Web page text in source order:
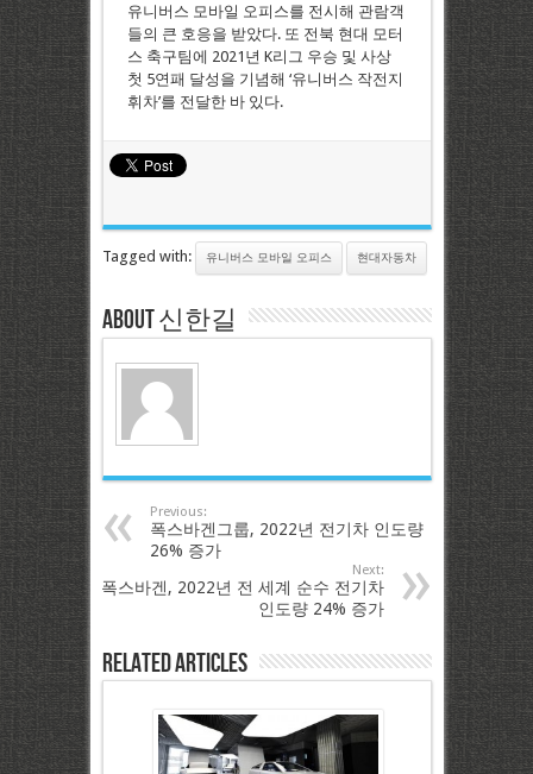
유니버스 모바일 오피스를 전시해 관람객
들의 큰 호응을 받았다. 또 전북 현대 모터
스 축구팀에 2021년 K리그 우승 및 사상
첫 5연패 달성을 기념해 ‘유니버스 작전지
휘차’를 전달한 바 있다.
Tagged with: 유니버스 모바일 오피스 현대자동차
About 신한길
Previous:
폭스바겐그룹, 2022년 전기차 인도량
26% 증가
Next:
폭스바겐, 2022년 전 세계 순수 전기차
인도량 24% 증가
Related Articles